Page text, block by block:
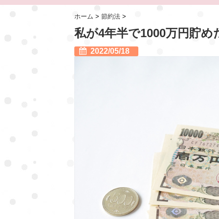
ホーム > 節約法 >
私が4年半で1000万円貯め
2022/05/18